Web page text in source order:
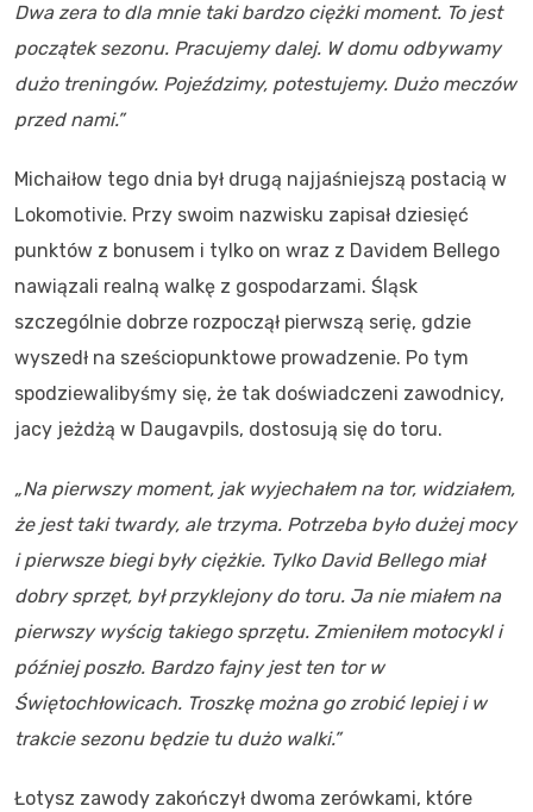
Dwa zera to dla mnie taki bardzo ciężki moment. To jest
początek sezonu. Pracujemy dalej. W domu odbywamy
dużo treningów. Pojeździmy, potestujemy. Dużo meczów
przed nami.”
Michaiłow tego dnia był drugą najjaśniejszą postacią w
Lokomotivie. Przy swoim nazwisku zapisał dziesięć
punktów z bonusem i tylko on wraz z Davidem Bellego
nawiązali realną walkę z gospodarzami. Śląsk
szczególnie dobrze rozpoczął pierwszą serię, gdzie
wyszedł na sześciopunktowe prowadzenie. Po tym
spodziewalibyśmy się, że tak doświadczeni zawodnicy,
jacy jeżdżą w Daugavpils, dostosują się do toru.
„Na pierwszy moment, jak wyjechałem na tor, widziałem,
że jest taki twardy, ale trzyma. Potrzeba było dużej mocy
i pierwsze biegi były ciężkie. Tylko David Bellego miał
dobry sprzęt, był przyklejony do toru. Ja nie miałem na
pierwszy wyścig takiego sprzętu. Zmieniłem motocykl i
później poszło. Bardzo fajny jest ten tor w
Świętochłowicach. Troszkę można go zrobić lepiej i w
trakcie sezonu będzie tu dużo walki.”
Łotysz zawody zakończył dwoma zerówkami, które